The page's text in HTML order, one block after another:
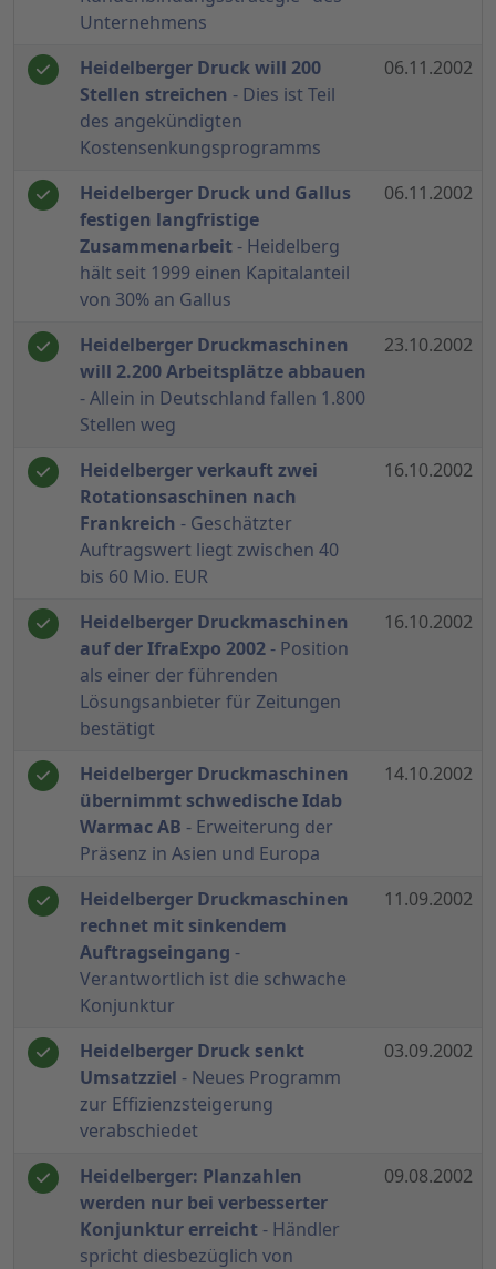
Unternehmens
Heidelberger Druck will 200
Stellen streichen - Dies ist Teil
des angekündigten
Kostensenkungsprogramms
06.11.2002
Heidelberger Druck und Gallus
festigen langfristige
Zusammenarbeit- Heidelberg
hält seit 1999 einen Kapitalanteil
von 30% an Gallus
06.11.2002
Heidelberger Druckmaschinen
will 2.200 Arbeitsplätze abbauen
- Allein in Deutschland fallen 1.800
Stellen weg
23.10.2002
Heidelberger verkauft zwei
Rotationsaschinen nach
Frankreich - Geschätzter
Auftragswert liegt zwischen 40
bis 60 Mio. EUR
16.10.2002
Heidelberger Druckmaschinen
auf der IfraExpo 2002 - Position
als einer der führenden
Lösungsanbieter für Zeitungen
bestätigt
16.10.2002
Heidelberger Druckmaschinen
übernimmt schwedische Idab
Warmac AB - Erweiterung der
Präsenz in Asien und Europa
14.10.2002
Heidelberger Druckmaschinen
rechnet mit sinkendem
Auftragseingang -
Verantwortlich ist die schwache
Konjunktur
11.09.2002
Heidelberger Druck senkt
Umsatzziel - Neues Programm
zur Effizienzsteigerung
verabschiedet
03.09.2002
Heidelberger: Planzahlen
werden nur bei verbesserter
Konjunktur erreicht - Händler
spricht diesbezüglich von
09.08.2002